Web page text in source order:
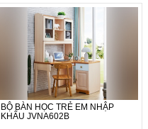
BỘ BÀN HỌC TRẺ EM NHẬP
KHẨU JVNA602B